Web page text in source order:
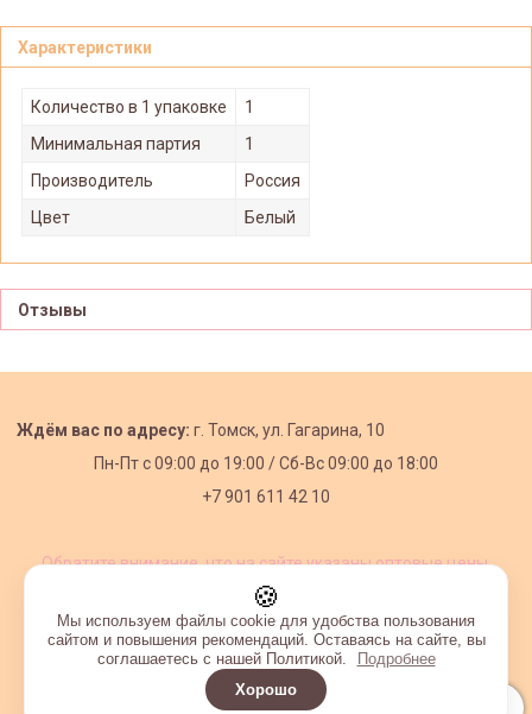
Характеристики
Количество в 1 упаковке
1
Минимальная партия
1
Производитель
Россия
Цвет
Белый
Отзывы
Ждём вас по адресу: г. Томск, ул. Гагарина, 10
Пн-Пт с09:00 до 19:00 /Сб-Вс 09:00 до 18:00
+7 901 611 42 10
Обратите внимание, что на сайте указаны оптовые цены,
Интернет-магазин создан на InSales
🍪
Мы используем файлы cookie для удобства пользования
сайтом и повышения рекомендаций. Оставаясь на сайте, вы
соглашаетесь с нашей Политикой.
Подробнее
Хорошо